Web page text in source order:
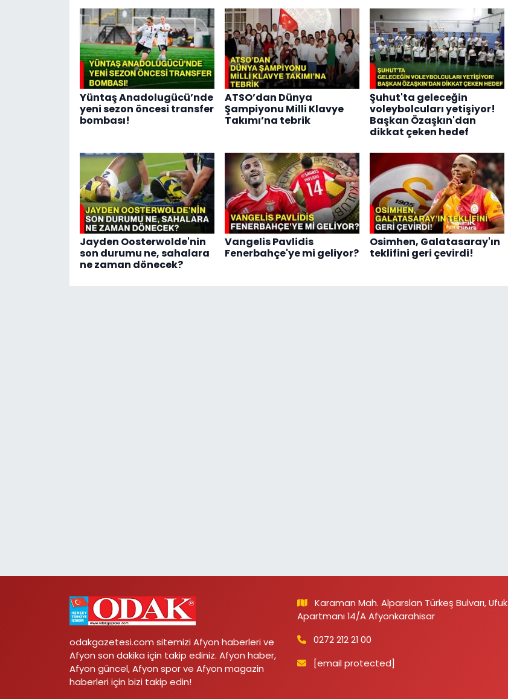
Yüntaş Anadolugücü’nde
yeni sezon öncesi transfer
bombası!
ATSO’dan Dünya
Şampiyonu Milli Klavye
Takımı’na tebrik
Şuhut'ta geleceğin
voleybolcuları yetişiyor!
Başkan Özaşkın'dan
dikkat çeken hedef
Jayden Oosterwolde'nin
son durumu ne, sahalara
ne zaman dönecek?
Vangelis Pavlidis
Fenerbahçe'ye mi geliyor?
Osimhen, Galatasaray'ın
teklifini geri çevirdi!
odakgazetesi.com sitemizi Afyon haberleri ve
Afyon son dakika için takip ediniz. Afyon haber,
Afyon güncel, Afyon spor ve Afyon magazin
haberleri için bizi takip edin!
Karaman Mah. Alparslan Türkeş Bulvarı, Ufuk
Apartmanı 14/A Afyonkarahisar
0272 212 21 00
[email protected]